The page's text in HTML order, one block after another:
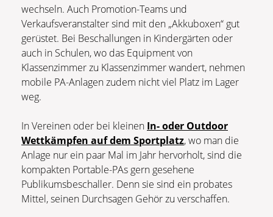
wechseln. Auch Promotion-Teams und
Verkaufsveranstalter sind mit den „Akkuboxen“ gut
gerüstet. Bei Beschallungen in Kindergärten oder
auch in Schulen, wo das Equipment von
Klassenzimmer zu Klassenzimmer wandert, nehmen
mobile PA-Anlagen zudem nicht viel Platz im Lager
weg.
In Vereinen oder bei kleinen In- oder Outdoor
Wettkämpfen auf dem Sportplatz, wo man die
Anlage nur ein paar Mal im Jahr hervorholt, sind die
kompakten Portable-PAs gern gesehene
Publikumsbeschaller. Denn sie sind ein probates
Mittel, seinen Durchsagen Gehör zu verschaffen.